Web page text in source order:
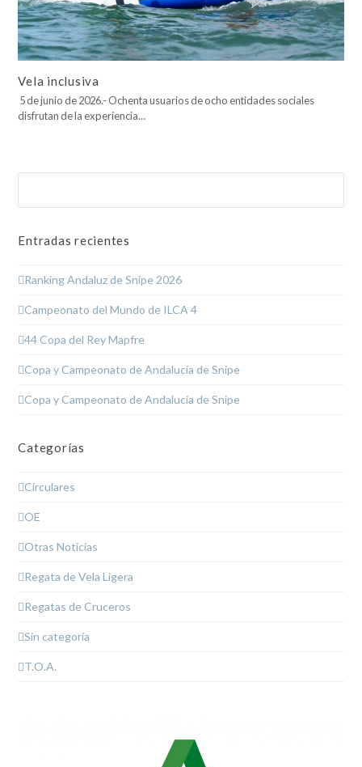
Vela inclusiva
5 de junio de 2026.- Ochenta usuarios de ocho entidades sociales
disfrutan de la experiencia…
Entradas recientes
Ranking Andaluz de Snipe 2026
Campeonato del Mundo de ILCA 4
44 Copa del Rey Mapfre
Copa y Campeonato de Andalucía de Snipe
Copa y Campeonato de Andalucía de Snipe
Categorías
Circulares
OE
Otras Noticias
Regata de Vela Ligera
Regatas de Cruceros
Sin categoría
T.O.A.